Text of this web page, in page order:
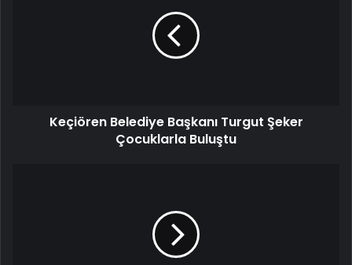
Keçiören Belediye Başkanı Turgut Şeker
Çocuklarla Buluştu